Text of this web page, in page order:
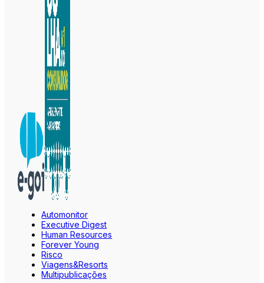
Automonitor
Executive Digest
Human Resources
Forever Young
Risco
Viagens&Resorts
Multipublicações